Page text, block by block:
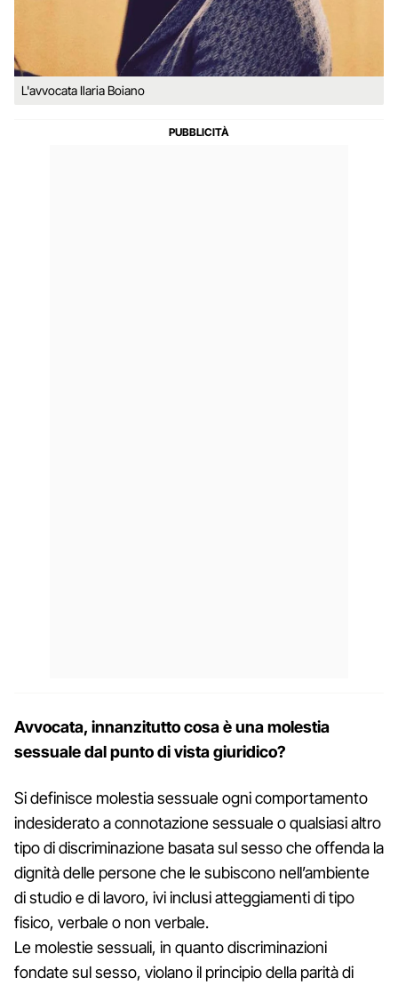
L'avvocata Ilaria Boiano
Avvocata, innanzitutto cosa è una molestia
sessuale dal punto di vista giuridico?
Si definisce molestia sessuale ogni comportamento
indesiderato a connotazione sessuale o qualsiasi altro
tipo di discriminazione basata sul sesso che offenda la
dignità delle persone che le subiscono nell’ambiente
di studio e di lavoro, ivi inclusi atteggiamenti di tipo
fisico, verbale o non verbale.
Le molestie sessuali, in quanto discriminazioni
fondate sul sesso, violano il principio della parità di